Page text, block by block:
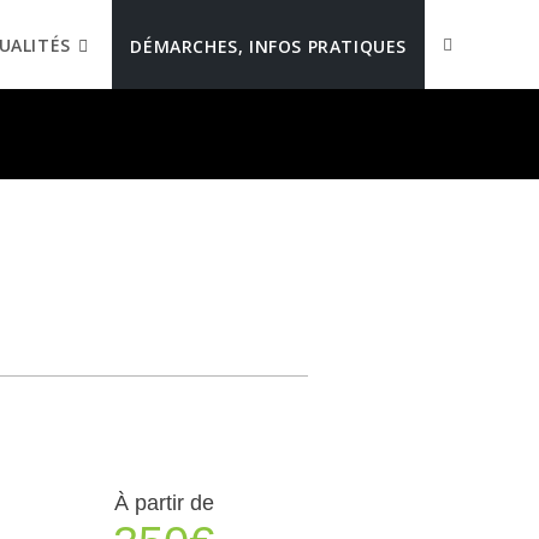
DÉMARCHES, INFOS PRATIQUES
À partir de